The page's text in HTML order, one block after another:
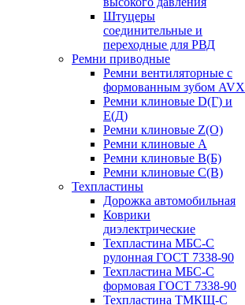
Штуцеры
соединительные и
переходные для РВД
Ремни приводные
Ремни вентиляторные с
формованным зубом AVX
Ремни клиновые D(Г) и
Е(Д)
Ремни клиновые Z(О)
Ремни клиновые А
Ремни клиновые В(Б)
Ремни клиновые С(В)
Техпластины
Дорожка автомобильная
Коврики
диэлектрические
Техпластина МБС-С
рулонная ГОСТ 7338-90
Техпластина МБС-С
формовая ГОСТ 7338-90
Техпластина ТМКЩ-С